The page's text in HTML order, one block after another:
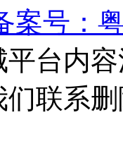
案号：
平台内
们联系